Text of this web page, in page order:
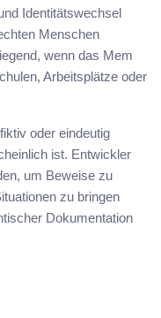
Identitätswechsel
Menschen
wenn das Mem
Arbeitsplätze oder
oder eindeutig
ist. Entwickler
um Beweise zu
zu bringen
Dokumentation